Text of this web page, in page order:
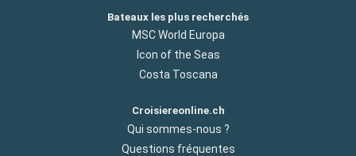
Bateaux les plus recherchés
MSC World Europa
Icon of the Seas
Costa Toscana
Croisiereonline.ch
Qui sommes-nous ?
Questions fréquentes